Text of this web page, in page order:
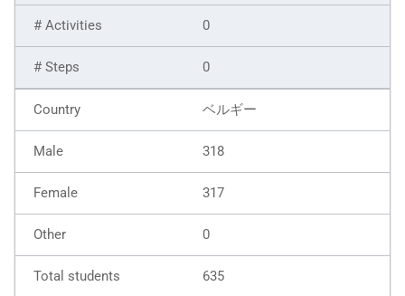
0
0
ベルギー
318
317
0
635